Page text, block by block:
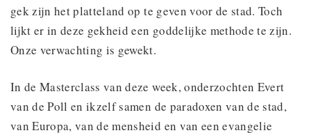
gek zijn het platteland op te geven voor de stad. Toch
lijkt er in deze gekheid een goddelijke methode te zijn.
Onze verwachting is gewekt.
In de Masterclass van deze week, onderzochten Evert
van de Poll en ikzelf samen de paradoxen van de stad,
van Europa, van de mensheid en van een evangelie